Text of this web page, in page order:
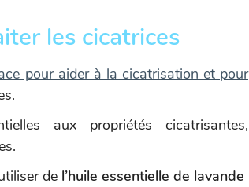
les cicatrices
pour aider à la cicatrisation et pour
aux propriétés cicatrisantes,
de l’huile essentielle de lavande